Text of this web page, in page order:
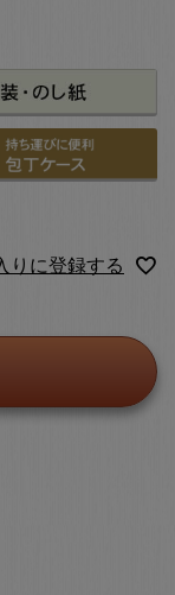
りに登録する